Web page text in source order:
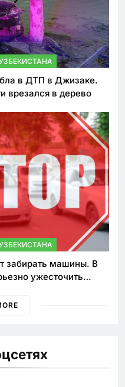
в ДТП в Джизаке.
врезался в дерево
забирать машины. В
ужесточить